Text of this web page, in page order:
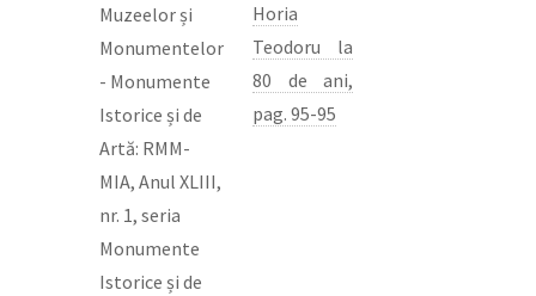
Muzeelor și
Monumentelor
- Monumente
Istorice și de
Artă: RMM-
MIA, Anul XLIII,
nr. 1, seria
Monumente
Istorice și de
Horia
Teodoru la
80 de ani,
pag. 95-95